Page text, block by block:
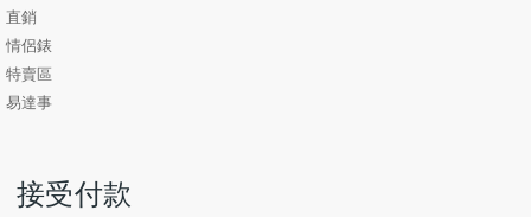
直銷
情侶錶
特賣區
易達事
接受付款